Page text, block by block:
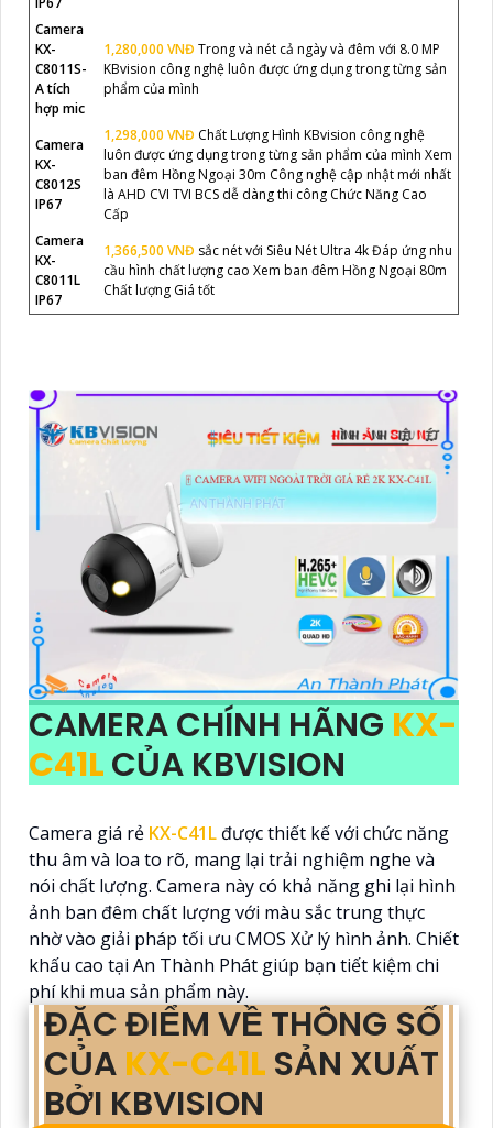
Camera
KX-
C8011S-
A tích
hợp mic
1,280,000 VNĐ Trong và nét cả ngày và đêm với 8.0 MP
KBvision công nghệ luôn được ứng dụng trong từng sản
phẩm của mình
Camera
KX-
C8012S
IP67
1,298,000 VNĐ Chất Lượng Hình KBvision công nghệ
luôn được ứng dụng trong từng sản phẩm của mình Xem
ban đêm Hồng Ngoại 30m Công nghệ cập nhật mới nhất
là AHD CVI TVI BCS dễ dàng thi công Chức Năng Cao
Cấp
Camera
KX-
C8011L
IP67
1,366,500 VNĐ sắc nét với Siêu Nét Ultra 4k Đáp ứng nhu
cầu hình chất lượng cao Xem ban đêm Hồng Ngoại 80m
Chất lượng Giá tốt
CAMERA CHÍNH HÃNG KX-
C41LCỦA KBVISION
Camera giá rẻ KX-C41L được thiết kế với chức năng
thu âm và loa to rõ, mang lại trải nghiệm nghe và
nói chất lượng. Camera này có khả năng ghi lại hình
ảnh ban đêm chất lượng với màu sắc trung thực
nhờ vào giải pháp tối ưu CMOS Xử lý hình ảnh. Chiết
khấu cao tại An Thành Phát giúp bạn tiết kiệm chi
phí khi mua sản phẩm này.
ĐẶC ĐIỂM VỀ THÔNG SỐ
CỦA KX-C41L SẢN XUẤT
BỞI KBVISION